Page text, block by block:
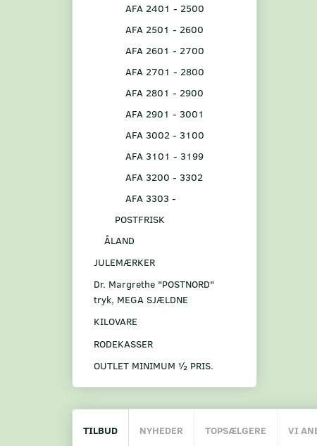
AFA 2401 - 2500
AFA 2501 - 2600
AFA 2601 - 2700
AFA 2701 - 2800
AFA 2801 - 2900
AFA 2901 - 3001
AFA 3002 - 3100
AFA 3101 - 3199
AFA 3200 - 3302
AFA 3303 -
POSTFRISK
ÅLAND
JULEMÆRKER
Dr. Margrethe "POSTNORD"
tryk, MEGA SJÆLDNE
KILOVARE
RODEKASSER
OUTLET MINIMUM ½ PRIS.
TILBUD NYHEDER TOPSÆLGERE VI